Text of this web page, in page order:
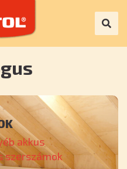
akkus
szerszámok